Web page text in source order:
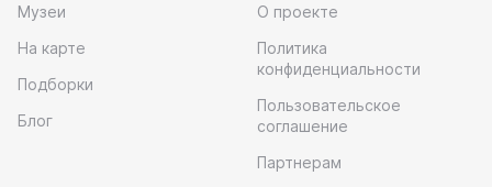
Музеи
На карте
Подборки
Блог
О проекте
Политика
конфиденциальности
Пользовательское
соглашение
Партнерам